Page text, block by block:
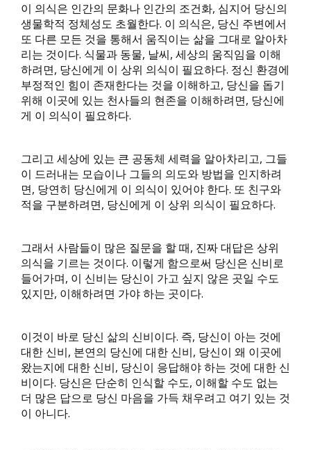
이 의식은 인간의 문화나 인간의 조건화, 심지어 당신의
생물학적 정체성도 초월한다. 이 의식은, 당신 주변에서
또 다른 모든 것을 통해서 움직이는 삶을 그대로 알아차
리는 것이다. 식물과 동물, 날씨, 세상의 움직임을 이해
하려면, 당신에게 이 상위 의식이 필요하다. 정신 환경에
부정적인 힘이 존재한다는 것을 이해하고, 당신을 돕기
위해 이곳에 있는 천사들의 현존을 이해하려면, 당신에
게 이 의식이 필요하다.
그리고 세상에 있는 큰 공동체 세력을 알아차리고, 그들
이 드러내는 모습이나 그들의 의도와 방법을 인지하려
면, 당연히 당신에게 이 의식이 있어야 한다. 또 친구와
적을 구분하려면, 당신에게 이 상위 의식이 필요하다.
그래서 사람들이 많은 질문을 할 때, 진짜 대답은 상위
의식을 기르는 것이다. 이렇게 함으로써 당신은 신비로
들어가며, 이 신비는 당신이 가고 싶지 않은 곳일 수도
있지만, 이해하려면 가야 하는 곳이다.
이것이 바로 당신 삶의 신비이다. 즉, 당신이 아는 것에
대한 신비, 본연의 당신에 대한 신비, 당신이 왜 이곳에
왔는지에 대한 신비, 당신이 응답해야 하는 것에 대한 신
비이다. 당신은 단순히 인식할 수도, 이해할 수도 없는
더 많은 답으로 당신 마음을 가득 채우려고 여기 있는 것
이 아니다.